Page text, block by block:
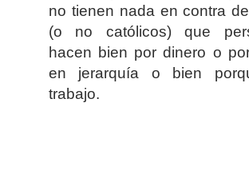
no tienen nada en contra
(o no católicos) que
hacen bien por dinero o
en jerarquía o bien
trabajo.